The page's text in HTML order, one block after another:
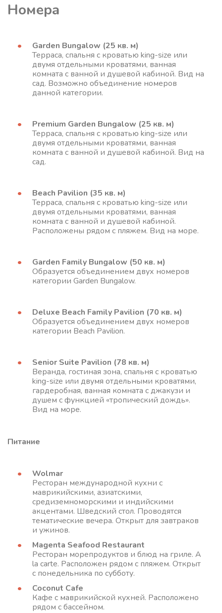
Номера
Garden Bungalow (25 кв. м)
Терраса, спальня с кроватью king-size или
двумя отдельными кроватями, ванная
комната с ванной и душевой кабиной. Вид на
сад. Возможно объединение номеров
данной категории.
Premium Garden Bungalow (25 кв. м)
Терраса, спальня с кроватью king-size или
двумя отдельными кроватями, ванная
комната с ванной и душевой кабиной. Вид на
сад.
Beach Pavilion (35 кв. м)
Терраса, спальня с кроватью king-size или
двумя отдельными кроватями, ванная
комната с ванной и душевой кабиной.
Расположены рядом с пляжем. Вид на море.
Garden Family Bungalow (50 кв. м)
Образуется объединением двух номеров
категории Garden Bungalow.
Deluxe Beach Family Pavilion (70 кв. м)
Образуется объединением двух номеров
категории Beach Pavilion.
Senior Suite Pavilion (78 кв. м)
Веранда, гостиная зона, спальня с кроватью
king-size или двумя отдельными кроватями,
гардеробная, ванная комната с джакузи и
душем с функцией «тропический дождь».
Вид на море.
Питание
Wolmar
Ресторан международной кухни с
маврикийскими, азиатскими,
средиземноморскими и индийскими
акцентами. Шведский стол. Проводятся
тематические вечера. Открыт для завтраков
и ужинов.
Magenta Seafood Restaurant
Ресторан морепродуктов и блюд на гриле. A
la carte. Расположен рядом с пляжем. Открыт
с понедельника по субботу.
Coconut Cafe
Кафе с маврикийской кухней. Расположено
рядом с бассейном.